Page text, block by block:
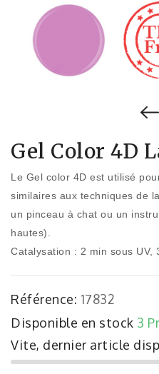
Gel Color 4D
Le Gel color 4D est utilisé
similaires aux techniques de
un pinceau à chat ou un
hautes).
Catalysation : 2 min sous UV,
Référence: 17832
Disponible en stock 3
Vite, dernier article